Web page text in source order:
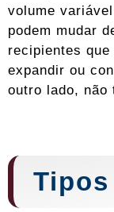
volume
podem mudar
recipientes
expandir ou
outro lado, não